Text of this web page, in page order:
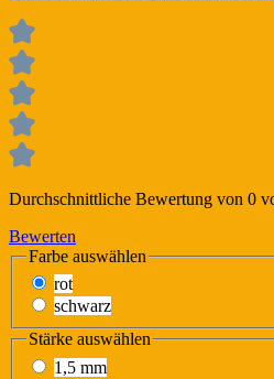
Durchschnittliche Bewertung von 0
Bewerten
Farbe auswählen
rot
schwarz
Stärke auswählen
1,5 mm